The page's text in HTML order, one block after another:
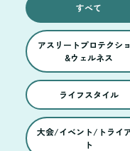
すべて
アスリートプロテクシ
&ウェルネス
ライフスタイル
大会/イベント/トライ
ト